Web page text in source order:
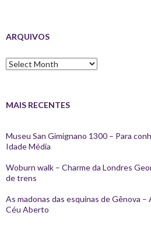
ARQUIVOS
Arquivos
MAIS RECENTES
Museu San Gimignano 1300 – Para
Idade Média
Woburn walk – Charme da Londres
de trens
As madonas das esquinas de Gênova –
Céu Aberto